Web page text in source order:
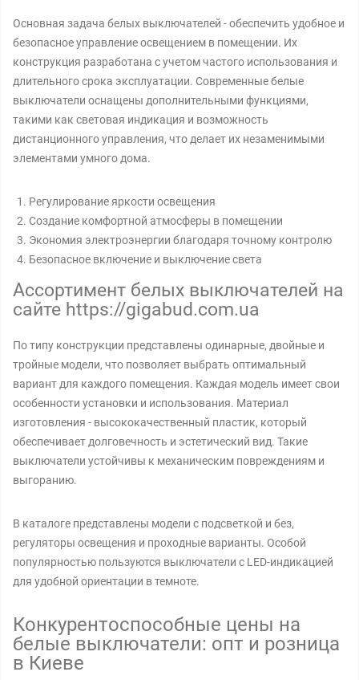
Основная задача белых выключателей - обеспечить удобное и
безопасное управление освещением в помещении. Их
конструкция разработана с учетом частого использования и
длительного срока эксплуатации. Современные белые
выключатели оснащены дополнительными функциями,
такими как световая индикация и возможность
дистанционного управления, что делает их незаменимыми
элементами умного дома.
Регулирование яркости освещения
Создание комфортной атмосферы в помещении
Экономия электроэнергии благодаря точному контролю
Безопасное включение и выключение света
Ассортимент белых выключателей на
сайте https://gigabud.com.ua
По типу конструкции представлены одинарные, двойные и
тройные модели, что позволяет выбрать оптимальный
вариант для каждого помещения. Каждая модель имеет свои
особенности установки и использования. Материал
изготовления - высококачественный пластик, который
обеспечивает долговечность и эстетический вид. Такие
выключатели устойчивы к механическим повреждениям и
выгоранию.
В каталоге представлены модели с подсветкой и без,
регуляторы освещения и проходные варианты. Особой
популярностью пользуются выключатели с LED-индикацией
для удобной ориентации в темноте.
Конкурентоспособные цены на
белые выключатели: опт и розница
в Киеве